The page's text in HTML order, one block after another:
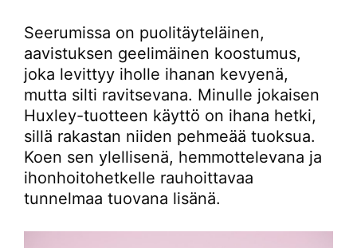
Seerumissa on puolitäyteläinen,
aavistuksen geelimäinen koostumus,
joka levittyy iholle ihanan kevyenä,
mutta silti ravitsevana. Minulle jokaisen
Huxley-tuotteen käyttö on ihana hetki,
sillä rakastan niiden pehmeää tuoksua.
Koen sen ylellisenä, hemmottelevana ja
ihonhoitohetkelle rauhoittavaa
tunnelmaa tuovana lisänä.